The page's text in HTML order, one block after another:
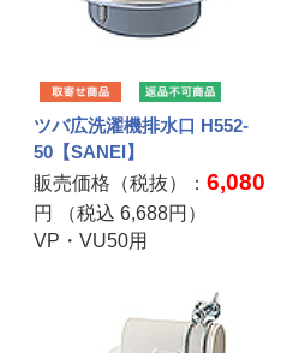
ツバ広洗濯機排水口 H552-
50【SANEI】
販売価格（税抜）：6,080
円 （税込6,688円）
VP・VU50用